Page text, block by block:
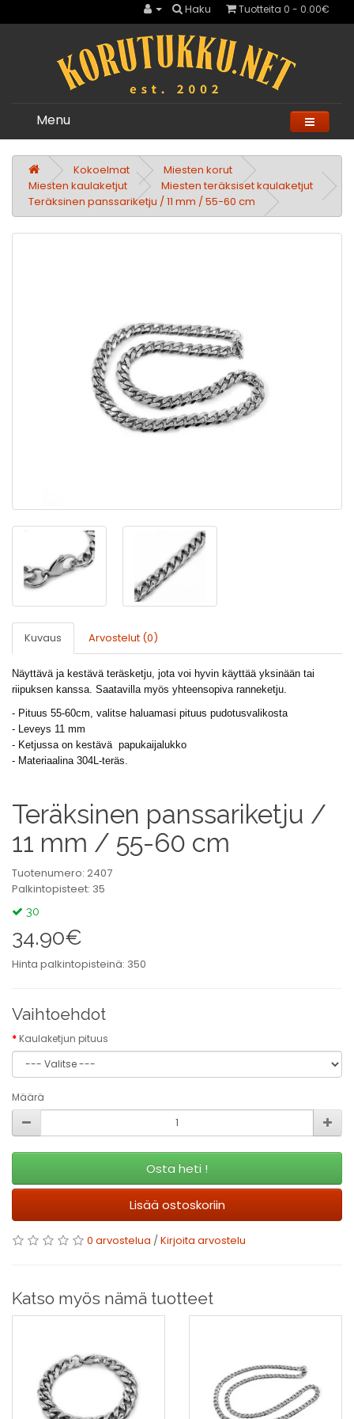
Haku Tuotteita 0 - 0.00€
Menu
Kokoelmat
Miesten korut
Miesten kaulaketjut
Miesten teräksiset kaulaketjut
Teräksinen panssariketju / 11 mm / 55-60 cm
Kuvaus Arvostelut (0)
Näyttävä ja kestävä teräsketju, jota voi hyvin käyttää yksinään tai
riipuksen kanssa. Saatavilla myös yhteensopiva ranneketju.
- Pituus 55-60cm, valitse haluamasi pituus pudotusvalikosta
- Leveys 11 mm
- Ketjussa on kestävä papukaijalukko
- Materiaalina 304L-teräs.
Teräksinen panssariketju /
11 mm / 55-60 cm
Tuotenumero: 2407
Palkintopisteet: 35
30
34.90€
Hinta palkintopisteinä: 350
Vaihtoehdot
Kaulaketjun pituus
Määrä
Osta heti !
Lisää ostoskoriin
0 arvostelua /Kirjoita arvostelu
Katso myös nämä tuotteet